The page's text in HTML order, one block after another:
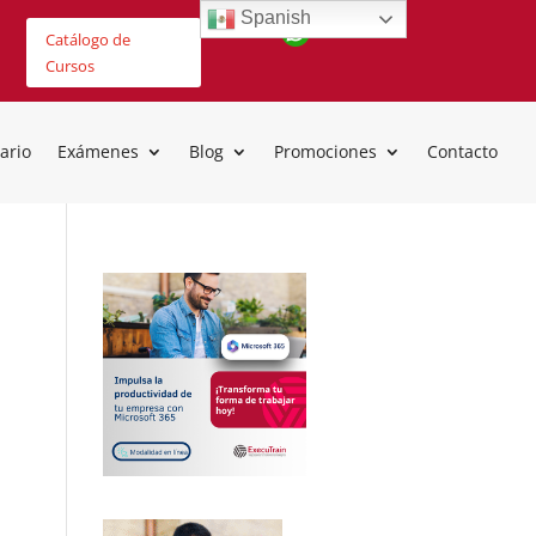
Catálogo de
Cursos
Exámenes Blog Promociones Contacto
Spanish